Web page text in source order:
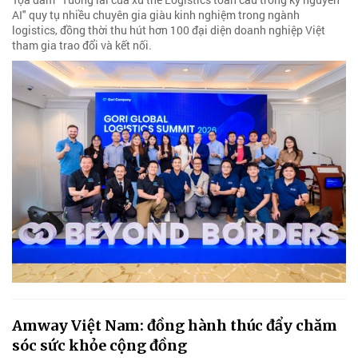
AI" quy tụ nhiều chuyên gia giàu kinh nghiệm trong ngành
logistics, đồng thời thu hút hơn 100 đại diện doanh nghiệp Việt
tham gia trao đổi và kết nối.
Amway Việt Nam: đồng hành thúc đẩy chăm
sóc sức khỏe cộng đồng